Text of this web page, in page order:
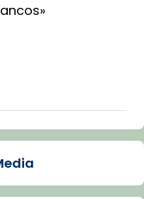
Fa gairebé
Companys, la